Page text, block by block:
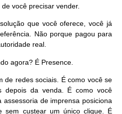
você precisar vender.
que você oferece, você já
Não porque pagou para
real.
agora? É Presence.
de redes sociais. É como você se
depois da venda. É como você
de imprensa posiciona
sem custear um único clique. É